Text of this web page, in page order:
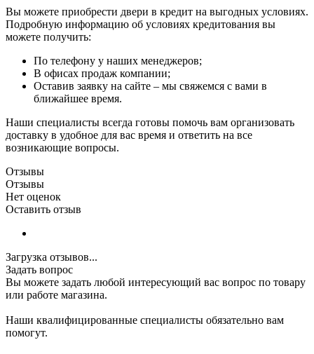
Вы можете приобрести двери в кредит на выгодных условиях.
Подробную информацию об условиях кредитования вы
можете получить:
По телефону у наших менеджеров;
В офисах продаж компании;
Оставив заявку на сайте – мы свяжемся с вами в
ближайшее время.
Наши специалисты всегда готовы помочь вам организовать
доставку в удобное для вас время и ответить на все
возникающие вопросы.
Отзывы
Отзывы
Нет оценок
Оставить отзыв
Загрузка отзывов...
Задать вопрос
Вы можете задать любой интересующий вас вопрос по товару
или работе магазина.
Наши квалифицированные специалисты обязательно вам
помогут.